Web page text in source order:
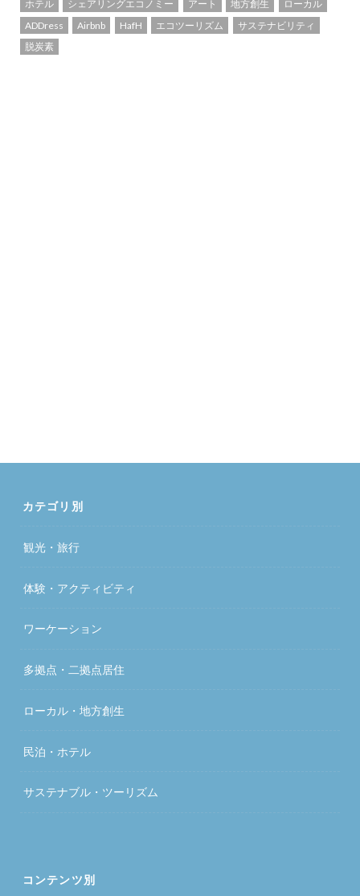
ホテル シェアリングエコノミー アート 地方創生
ローカル
ADDress
Airbnb HafH エコツーリズム
サステナビリティ
脱炭素
カテゴリ別
観光・旅行
体験・アクティビティ
ワーケーション
多拠点・二拠点居住
ローカル・地方創生
民泊・ホテル
サステナブル・ツーリズム
コンテンツ別